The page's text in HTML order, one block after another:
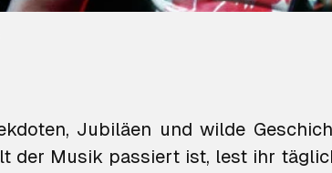
Jubiläen und wilde
der Musik passiert ist, lest ihr